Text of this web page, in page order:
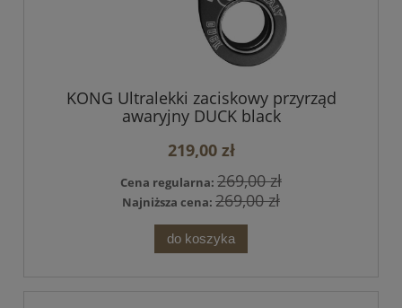
KONG Ultralekki zaciskowy przyrząd
awaryjny DUCK black
219,00 zł
Cena regularna: 269,00 zł
Najniższa cena: 269,00 zł
do koszyka